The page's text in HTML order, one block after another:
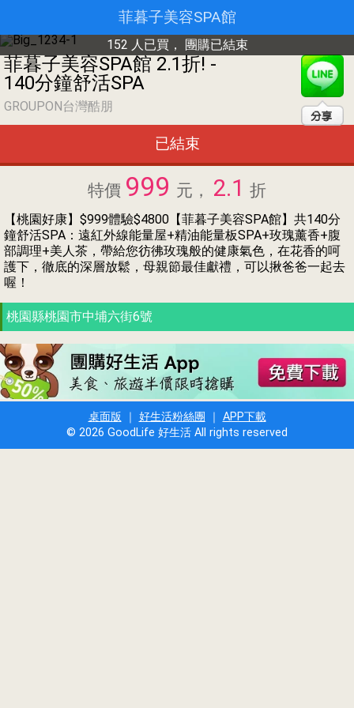
菲暮子美容SPA館
152 人已買， 團購已結束
菲暮子美容SPA館 2.1折! -
140分鐘舒活SPA
GROUPON台灣酷朋
已結束
特價 999 元， 2.1 折
【桃園好康】$999體驗$4800【菲暮子美容SPA館】共140分
鐘舒活SPA：遠紅外線能量屋+精油能量板SPA+玫瑰薰香+腹
部調理+美人茶，帶給您彷彿玫瑰般的健康氣色，在花香的呵
護下，徹底的深層放鬆，母親節最佳獻禮，可以揪爸爸一起去
喔！
桃園縣桃園市中埔六街6號
桌面版 ｜ 好生活粉絲團 ｜ APP下載
© 2026 GoodLife 好生活 All rights reserved